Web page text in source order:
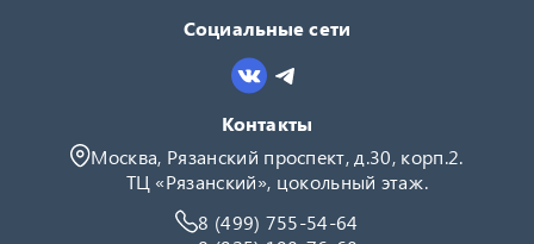
Социальные сети
Контакты
Москва, Рязанский проспект, д.30, корп.2.
ТЦ «Рязанский», цокольный этаж.
8 (499) 755-54-64